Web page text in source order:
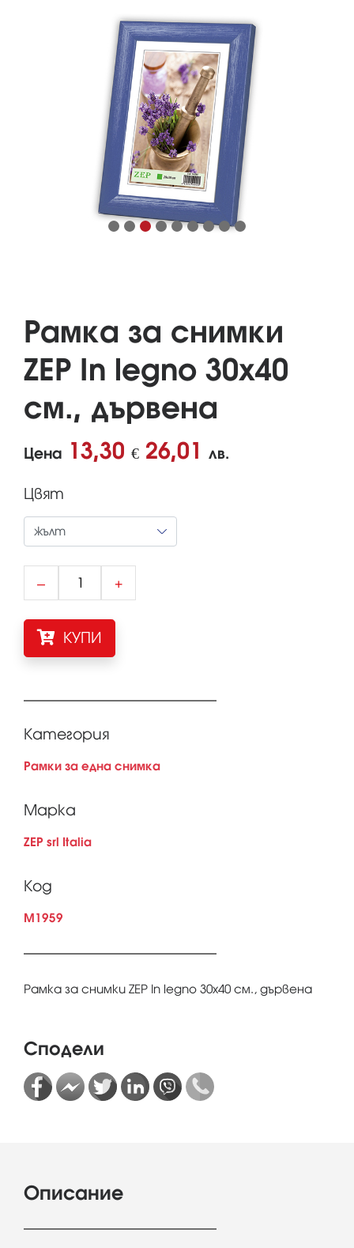
Рамка за снимки
ZEP In legno 30x40
см., дървена
Цена 13,30 € 26,01 лв.
Цвят
– +
КУПИ
Категория
Рамки за една снимка
Марка
ZEP srl Italia
Код
M1959
Рамка за снимки ZEP In legno 30x40 см., дървена
Сподели
Описание